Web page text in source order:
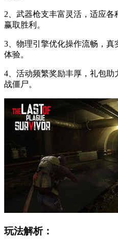
2、武器枪支丰富灵活，适应
赢取胜利。
3、物理引擎优化操作流畅，
体验。
4、活动频繁奖励丰厚，礼包助
战僵尸。
玩法解析：